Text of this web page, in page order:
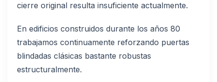
cierre original resulta insuficiente actualmente.
En edificios construidos durante los años 80
trabajamos continuamente reforzando puertas
blindadas clásicas bastante robustas
estructuralmente.